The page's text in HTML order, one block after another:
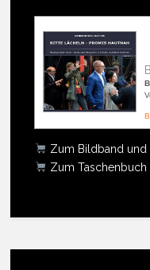
Zum Bildband und
Zum